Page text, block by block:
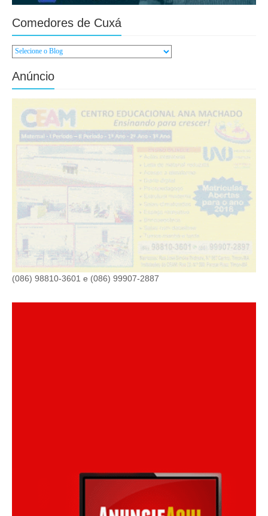
Comedores de Cuxá
Anúncio
(086) 98810-3601 e (086) 99907-2887